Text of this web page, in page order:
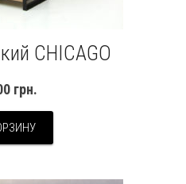
CHICAGO
грн.